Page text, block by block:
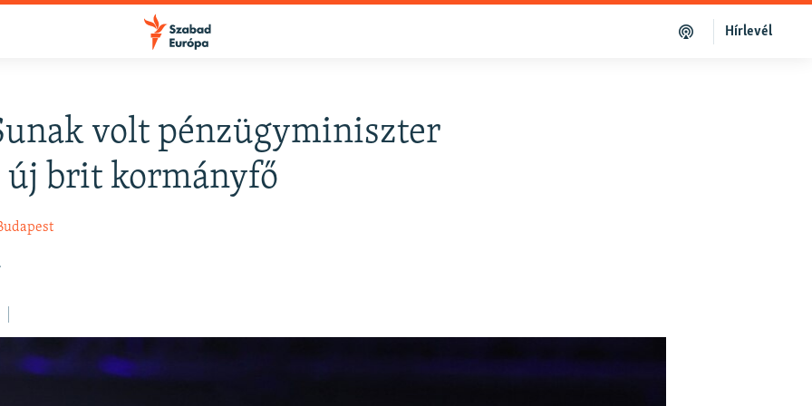
Hírlevél
volt pénzügyminiszter
új brit kormányfő
FELIRATKOZÁS